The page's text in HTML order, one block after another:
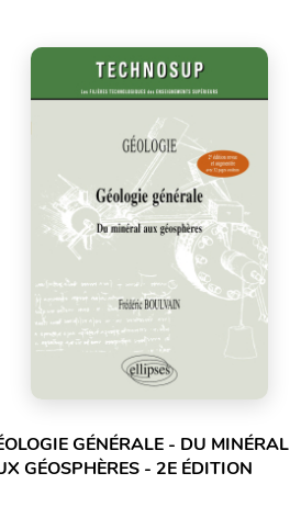
GÉNÉRALE - DU MINÉRAL
GÉOSPHÈRES - 2E ÉDITION